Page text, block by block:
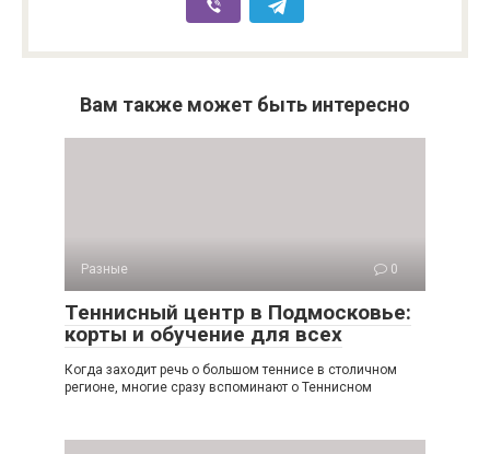
Вам также может быть интересно
Разные 0
Теннисный центр в Подмосковье:
корты и обучение для всех
Когда заходит речь о большом теннисе в столичном
регионе, многие сразу вспоминают о Теннисном